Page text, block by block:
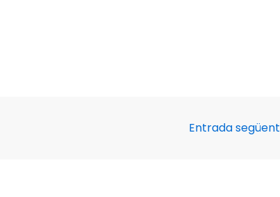
Entrada següent